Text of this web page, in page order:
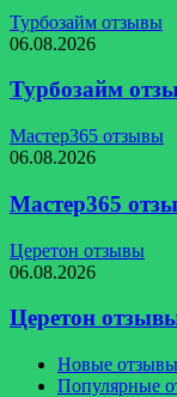
Турбозайм отзывы
06.08.2026
Турбозайм
Мастер365 отзывы
06.08.2026
Мастер365
Церетон отзывы
06.08.2026
Церетон
Новые отзывы
Популярные